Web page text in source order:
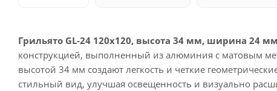
Грильято GL-24 120x120, высота 34 мм, ширина 24
конструкцией, выполненный из алюминия с матовым
высотой 34 мм создают легкость и четкие
стильный вид, улучшая освещенность и визуально